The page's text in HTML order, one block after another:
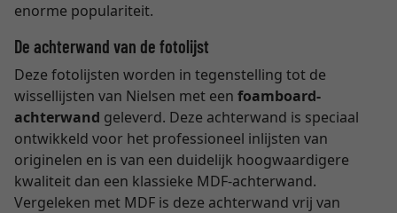
enorme populariteit.
De achterwand van de fotolijst
Deze fotolijsten worden in tegenstelling tot de
wissellijsten van Nielsen met een foamboard-
achterwand geleverd. Deze achterwand is speciaal
ontwikkeld voor het professioneel inlijsten van
originelen en is van een duidelijk hoogwaardigere
kwaliteit dan een klassieke MDF-achterwand.
Vergeleken met MDF is deze achterwand vrij van